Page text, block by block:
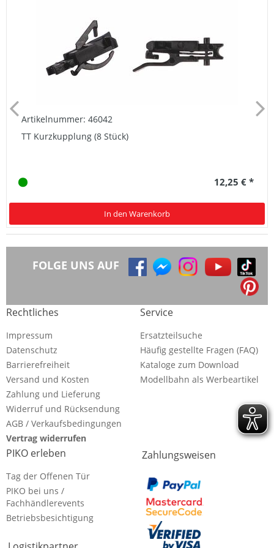
Artikelnummer: 46042
TT Kurzkupplung (8 Stück)
12,25 € *
In den Warenkorb
FOLGE UNS AUF
Rechtliches
Impressum
Datenschutz
Barrierefreiheit
Versand und Kosten
Zahlung und Lieferung
Widerruf und Rücksendung
AGB / Verkaufsbedingungen
Vertrag widerrufen
Service
Ersatzteilsuche
Häufig gestellte Fragen (FAQ)
Kataloge zum Download
Modellbahn als Werbeartikel
PIKO erleben
Tag der Offenen Tür
PIKO bei uns /
Fachhändlerevents
Betriebsbesichtigung
Zahlungsweisen